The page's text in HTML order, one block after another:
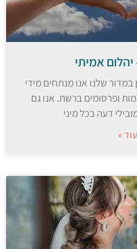
אמיתי
במדור שלנו אנו מנתחים מידי
ופרסומים ברשת. אנו גם
דעה בכל מיני
»